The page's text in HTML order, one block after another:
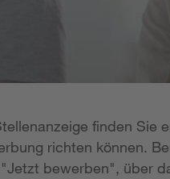
finden Sie
richten können.
bewerben", über